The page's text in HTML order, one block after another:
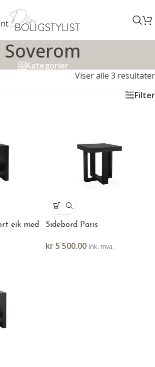
Soverom
Kategorier
Viser alle 3 resultater
Filter
eik med
Sidebord Paris
kr5 500.00 ink. mva.